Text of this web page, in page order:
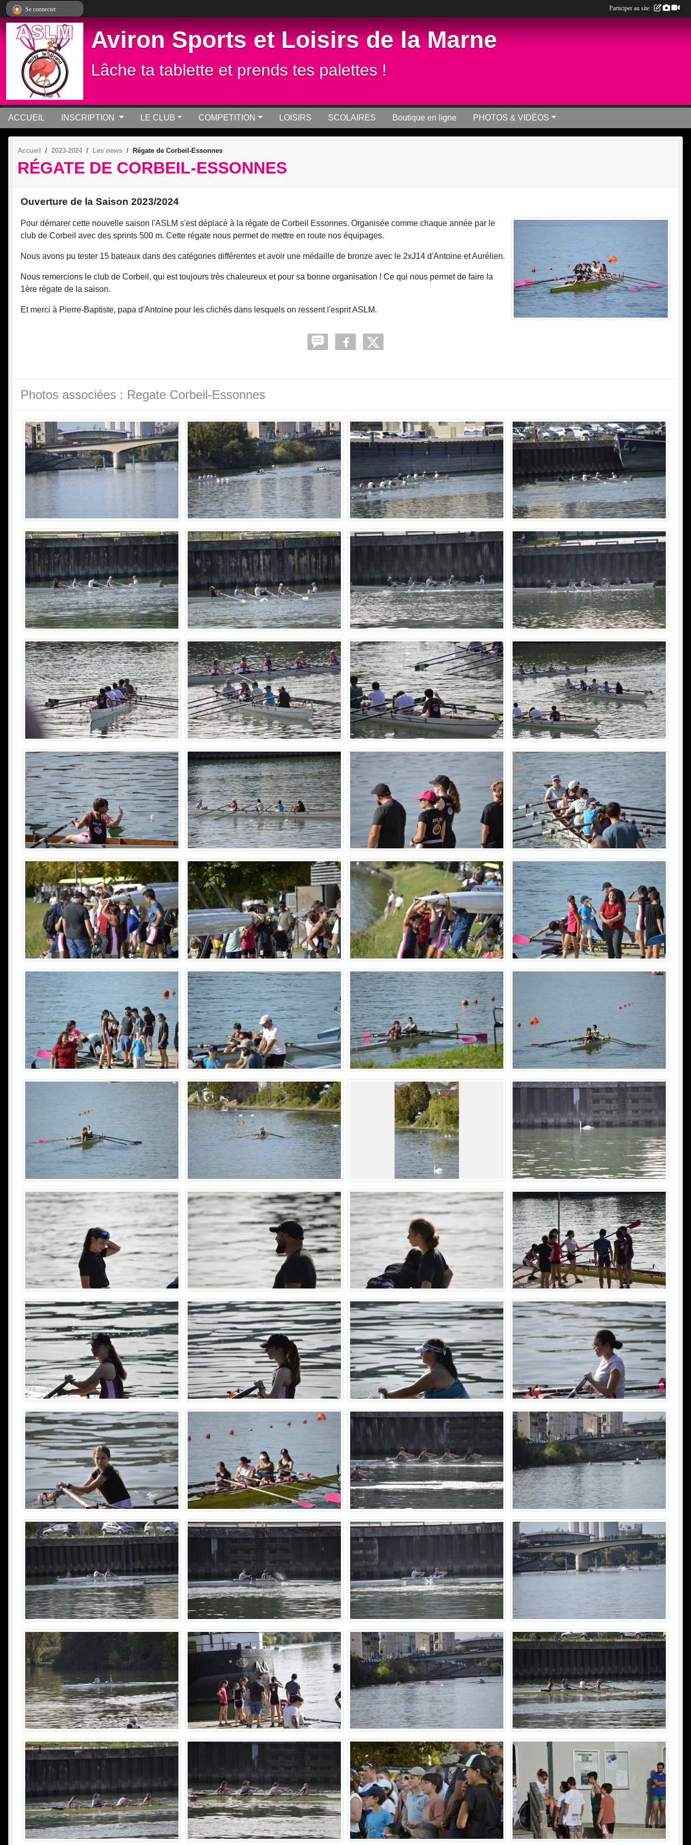
Aviron Sports et Loisirs de la Marne
Lâche ta tablette et prends tes palettes !
ACCUEIL INSCRIPTION LE CLUB COMPETITION LOISIRS SCOLAIRES Boutique en ligne PHOTOS & VIDÉOS
Accueil 2023-2024 Les news Régate de Corbeil-Essonnes
RÉGATE DE CORBEIL-ESSONNES
Ouverture de la Saison 2023/2024
Pour démarer cette nouvelle saison l'ASLM s'est déplacé à la régate de Corbeil Essonnes. Organisée comme chaque année par le
club de Corbeil avec des sprints 500 m. Cette régate nous permet de mettre en route nos équipages.
Nous avons pu tester 15 bateaux dans des catégories différentes et avoir une médaille de bronze avec le 2xJ14 d'Antoine et Aurélien.
Nous remercions le club de Corbeil, qui est toujours très chaleureux et pour sa bonne organisation ! Ce qui nous permet de faire la
1ère régate de la saison.
Et merci à Pierre-Baptiste, papa d'Antoine pour les clichés dans lesquels on ressent l'esprit ASLM.
Photos associées : Regate Corbeil-Essonnes
Se connecter Participer au site :
Panneau de gestion des cookies